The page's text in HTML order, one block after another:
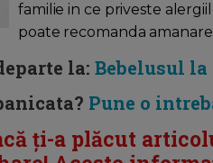
familie in ce priveste
poate recomanda
la: Bebelusul
Pune o
ți-a plăcut